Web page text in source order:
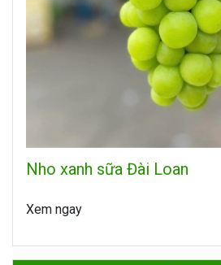
Nho xanh sữa Đài Loan
Xem ngay